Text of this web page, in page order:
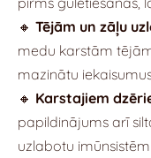
🔸 Tējām un zāļu
medu karstām
mazinātu
🔸 Karstajiem
papildinājums arī
uzlabotu